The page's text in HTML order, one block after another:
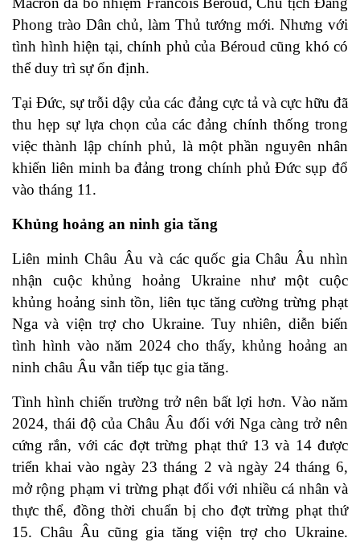
Phong trào Dân chủ, làm Thủ tướng mới. Nhưng với
tình hình hiện tại, chính phủ của Béroud cũng khó có
thể duy trì sự ổn định.
Tại Đức, sự trỗi dậy của các đảng cực tả và cực hữu đã
thu hẹp sự lựa chọn của các đảng chính thống trong
việc thành lập chính phủ, là một phần nguyên nhân
khiến liên minh ba đảng trong chính phủ Đức sụp đổ
vào tháng 11.
Khủng hoảng an ninh gia tăng
Liên minh Châu Âu và các quốc gia Châu Âu nhìn
nhận cuộc khủng hoảng Ukraine như một cuộc
khủng hoảng sinh tồn, liên tục tăng cường trừng phạt
Nga và viện trợ cho Ukraine. Tuy nhiên, diễn biến
tình hình vào năm 2024 cho thấy, khủng hoảng an
ninh châu Âu vẫn tiếp tục gia tăng.
Tình hình chiến trường trở nên bất lợi hơn. Vào năm
2024, thái độ của Châu Âu đối với Nga càng trở nên
cứng rắn, với các đợt trừng phạt thứ 13 và 14 được
triển khai vào ngày 23 tháng 2 và ngày 24 tháng 6,
mở rộng phạm vi trừng phạt đối với nhiều cá nhân và
thực thể, đồng thời chuẩn bị cho đợt trừng phạt thứ
15. Châu Âu cũng gia tăng viện trợ cho Ukraine.